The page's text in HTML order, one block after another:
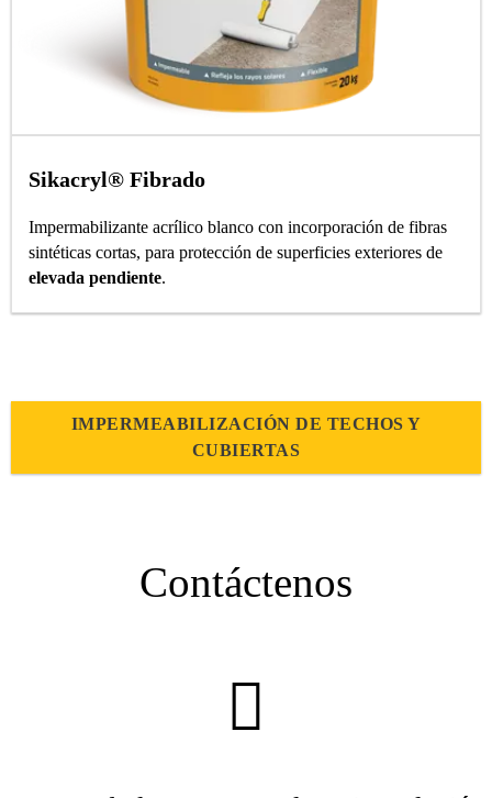
Sikacryl® Fibrado
Impermabilizante acrílico blanco con incorporación de fibras
sintéticas cortas, para protección de superficies exteriores de
elevada pendiente.
IMPERMEABILIZACIÓN DE TECHOS Y
CUBIERTAS
Contáctenos